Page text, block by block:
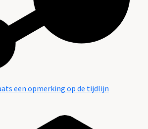
een opmerking op de tijdlijn